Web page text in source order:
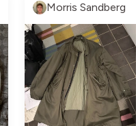
Morris Sandberg